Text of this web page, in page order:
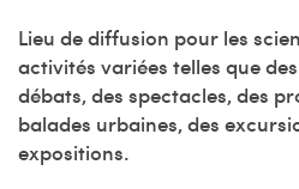
Lieu de diffusion pour les
activités variées telles que
débats, des spectacles, des
balades urbaines, des
expositions.